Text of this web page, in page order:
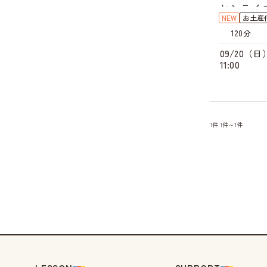
ヤシライ
NEW お土産
120分
09/20（日）
11:00
1件 1件～1件